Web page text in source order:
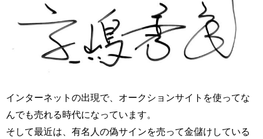
インターネットの出現で、オークションサイトを使ってな
んでも売れる時代になっています。
そして最近は、有名人の偽サインを売って金儲けしている